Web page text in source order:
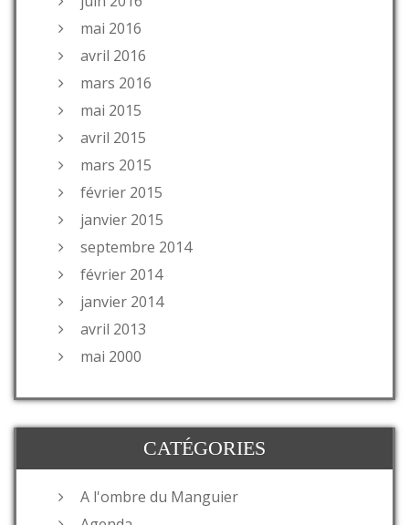
mai 2016
avril 2016
mars 2016
mai 2015
avril 2015
mars 2015
février 2015
janvier 2015
septembre 2014
février 2014
janvier 2014
avril 2013
mai 2000
CATÉGORIES
A l'ombre du Manguier